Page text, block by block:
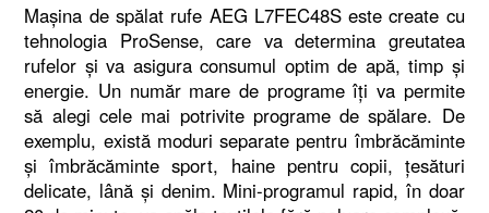
Mașina de spălat rufe AEG L7FEC48S este create cu
tehnologia ProSense, care va determina greutatea
rufelor și va asigura consumul optim de apă, timp și
energie. Un număr mare de programe îți va permite
să alegi cele mai potrivite programe de spălare. De
exemplu, există moduri separate pentru îmbrăcăminte
și îmbrăcăminte sport, haine pentru copii, țesături
delicate, lână și denim. Mini-programul rapid, în doar